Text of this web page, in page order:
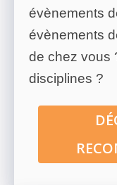
évènements
évènements
de chez vous
disciplines ?